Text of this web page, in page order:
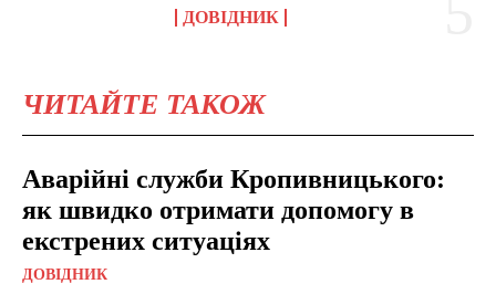
ДОВІДНИК
ЧИТАЙТЕ ТАКОЖ
Аварійні служби Кропивницького:
як швидко отримати допомогу в
екстрених ситуаціях
ДОВІДНИК